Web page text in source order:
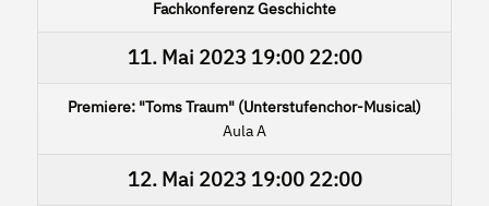
Fachkonferenz Geschichte
11. Mai 2023 19:00 22:00
Premiere: "Toms Traum" (Unterstufenchor-Musical)
Aula A
12. Mai 2023 19:00 22:00